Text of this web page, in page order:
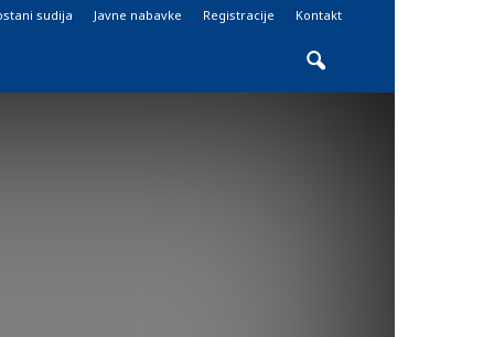
sudija Javne nabavke Registracije Kontakt